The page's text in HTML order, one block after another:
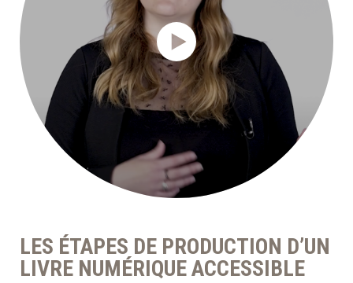
LES ÉTAPES DE PRODUCTION D’UN
LIVRE NUMÉRIQUE ACCESSIBLE